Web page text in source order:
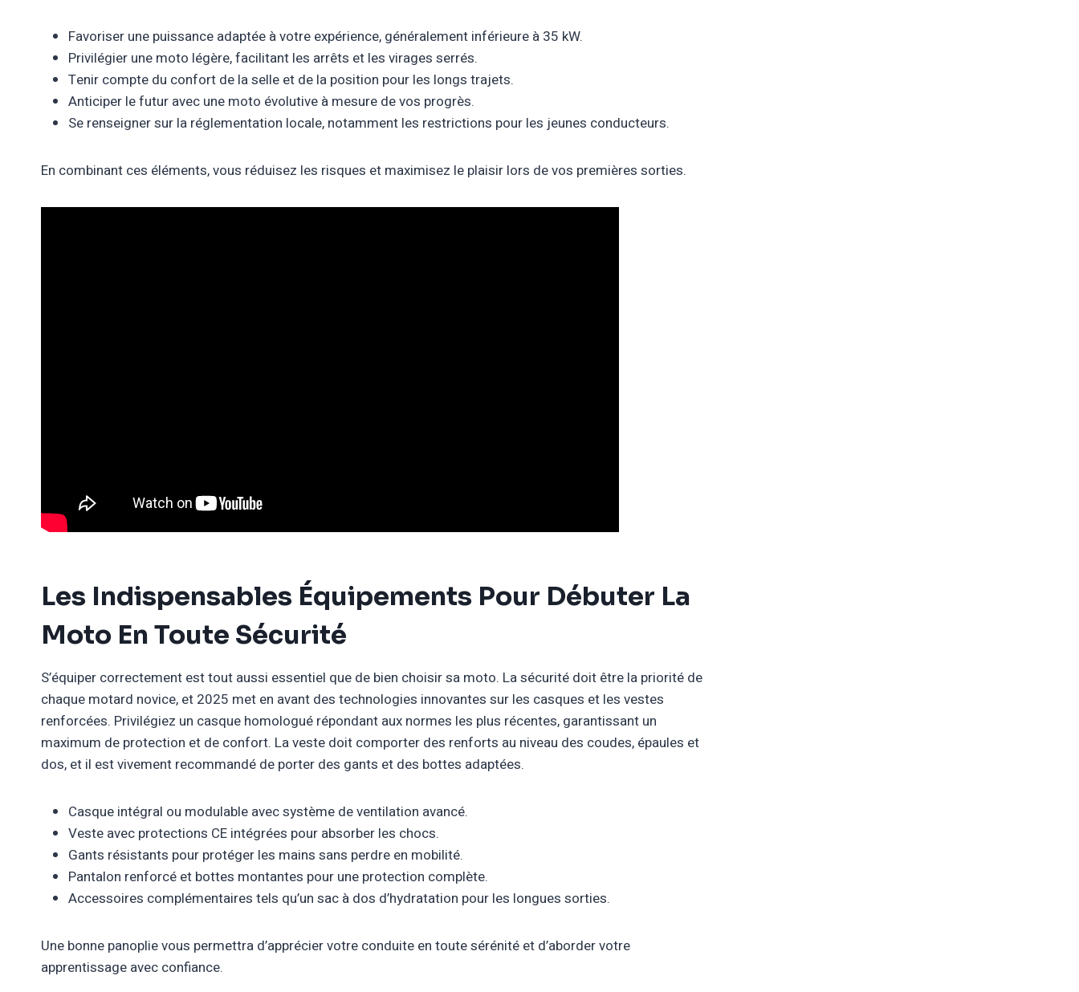
Favoriser une puissance adaptée à votre expérience, généralement inférieure à 35 kW.
Privilégier une moto légère, facilitant les arrêts et les virages serrés.
Tenir compte du confort de la selle et de la position pour les longs trajets.
Anticiper le futur avec une moto évolutive à mesure de vos progrès.
Se renseigner sur la réglementation locale, notamment les restrictions pour les jeunes conducteurs.
En combinant ces éléments, vous réduisez les risques et maximisez le plaisir lors de vos premières sorties.
Les Indispensables Équipements Pour Débuter La
Moto En Toute Sécurité
S’équiper correctement est tout aussi essentiel que de bien choisir sa moto. La sécurité doit être la priorité de
chaque motard novice, et 2025 met en avant des technologies innovantes sur les casques et les vestes
renforcées. Privilégiez un casque homologué répondant aux normes les plus récentes, garantissant un
maximum de protection et de confort. La veste doit comporter des renforts au niveau des coudes, épaules et
dos, et il est vivement recommandé de porter des gants et des bottes adaptées.
Casque intégral ou modulable avec système de ventilation avancé.
Veste avec protections CE intégrées pour absorber les chocs.
Gants résistants pour protéger les mains sans perdre en mobilité.
Pantalon renforcé et bottes montantes pour une protection complète.
Accessoires complémentaires tels qu’un sac à dos d’hydratation pour les longues sorties.
Une bonne panoplie vous permettra d’apprécier votre conduite en toute sérénité et d’aborder votre
apprentissage avec confiance.